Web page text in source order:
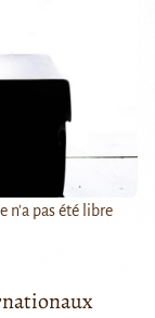
n'a pas été libre